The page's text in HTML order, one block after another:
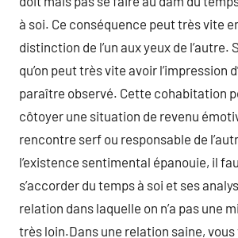
à soi. Ce conséquence peut très vite
distinction de l’un aux yeux de l’autre.
qu’on peut très vite avoir l’impression
paraître observé. Cette cohabitation
côtoyer une situation de revenu
rencontre serf ou responsable de
l’existence sentimental épanouie, il
s’accorder du temps à soi et ses
relation dans laquelle on n’a pas une
très loin.Dans une relation saine, vous